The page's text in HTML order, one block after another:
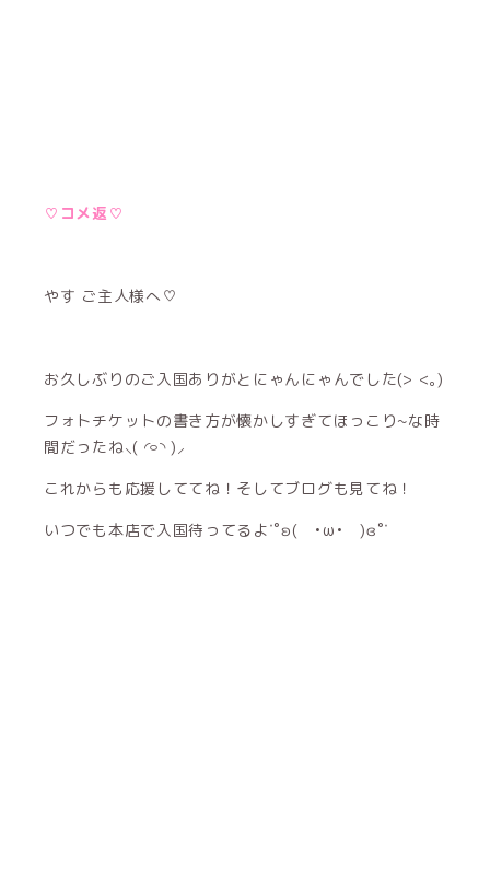
♡コメ返♡
やす ご主人様へ♡
お久しぶりのご入国ありがとにゃんにゃんでした(> <｡)
フォトチケットの書き方が懐かしすぎてほっこり~な時
間だったね⸜( ◜࿁◝ )⸝︎︎
これからも応援しててね！そしてブログも見てね！
いつでも本店で入国待ってるよ˙˚ʚ( •ω• )ɞ˚˙